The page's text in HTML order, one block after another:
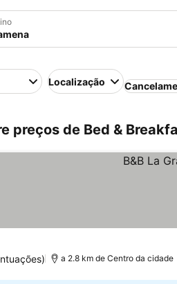
Localização
preços de Bed &
a 2.8 km de Centro da cidade